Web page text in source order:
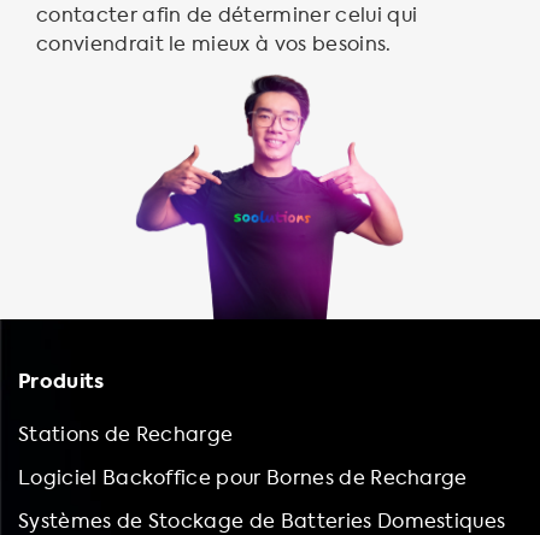
contacter afin de déterminer celui qui
conviendrait le mieux à vos besoins.
Produits
Stations de Recharge
Logiciel Backoffice pour Bornes de Recharge
Systèmes de Stockage de Batteries Domestiques